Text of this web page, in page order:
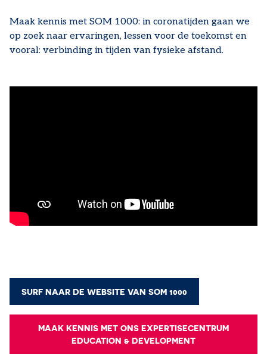
Maak kennis met SOM 1000: in coronatijden gaan we
op zoek naar ervaringen, lessen voor de toekomst en
vooral: verbinding in tijden van fysieke afstand.
SURF NAAR DE WEBSITE VAN SOM 1000
MAAK KENNIS MET ONS EXPERTISECENTRUM
EDUCATION & DEVELOPMENT